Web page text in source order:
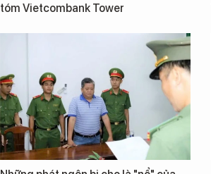
tóm Vietcombank Tower